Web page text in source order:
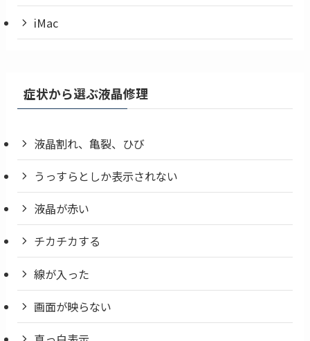
iMac
症状から選ぶ液晶修理
液晶割れ、亀裂、ひび
うっすらとしか表示されない
液晶が赤い
チカチカする
線が入った
画面が映らない